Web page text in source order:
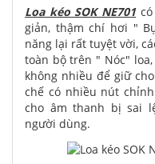
Loa kéo SOK NE701có
giản, thậm chí hơi "
năng lại rất tuyệt vời,
toàn bộ trên " Nóc"
không nhiều để giữ
chế có nhiều nút
cho âm thanh bị sai
người dùng.